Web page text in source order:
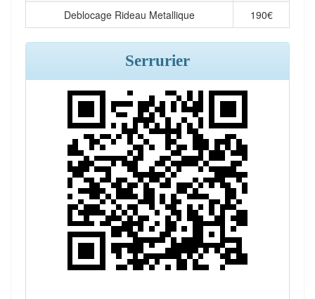
Deblocage Rideau Metallique
190€
Serrurier